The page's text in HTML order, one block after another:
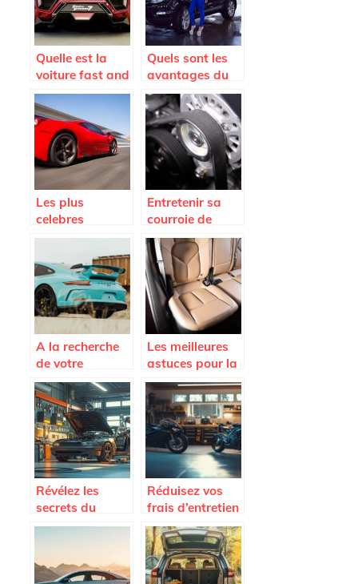
Quelle est la
voiture fast and
Furious 7 la plus
vendue aux
encheres ?
Quels sont les
avantages du
Land Rover
Range Rover
Velar Auric
Edition ?
Les plus
celebres
voitures de
Entretenir sa
courroie de
distribution
pour preserver
son moteur
A la recherche
de votre
Porsche ideale
Les meilleures
astuces pour la
rénovation du
cuir de voiture
Révélez les
secrets du
décalaminage
performances
optimales
Réduisez vos
frais d’entretien
grâce aux
bonnes
pratiques pour
auto et moto